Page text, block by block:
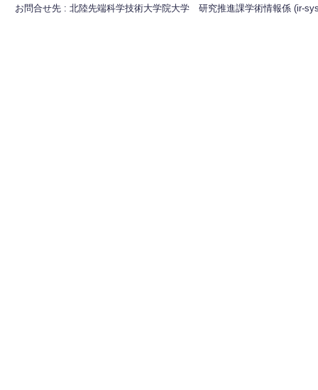
お問合せ先 : 北陸先端科学技術大学院大学 研究推進課学術情報係 (ir-